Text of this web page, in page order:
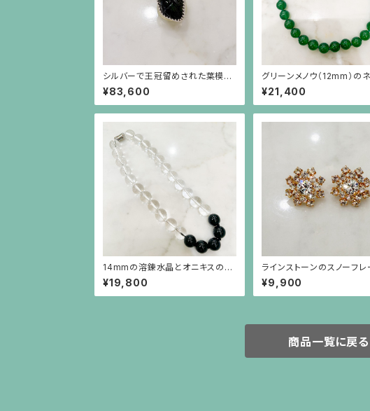
シルバーで王冠留めされた葉模様
の彫りのトルマリン（17.45ct）のリ
ング
¥83,600
グリーンメノウ（12mm）の
ス
¥21,400
14mmの溶錬水晶とオニキスのネ
ックレス
¥19,800
ラインストーンのスノーフレ
ような金色ピアス（チタンポス
¥9,900
商品一覧に戻る